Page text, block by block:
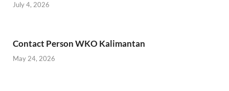
July 4, 2026
Contact Person WKO Kalimantan
May 24, 2026